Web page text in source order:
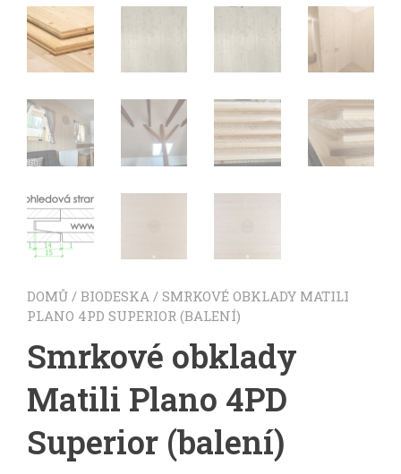
DOMŮ / BIODESKA / SMRKOVÉ OBKLADY MATILI
PLANO 4PD SUPERIOR (BALENÍ)
Smrkové obklady
Matili Plano 4PD
Superior (balení)